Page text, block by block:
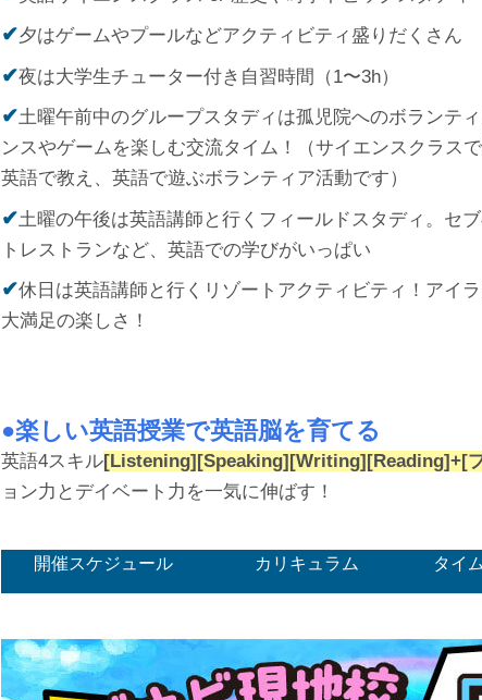
✔︎夕はゲームやプールなどアクティビティ盛りだくさん
✔︎夜は大学生チューター付き自習時間（1〜3h）
✔︎土曜午前中のグループスタディは孤児院へのボランテ
ンスやゲームを楽しむ交流タイム！（サイエンスクラス
英語で教え、英語で遊ぶボランティア活動です）
✔︎土曜の午後は英語講師と行くフィールドスタディ。セ
トレストランなど、英語での学びがいっぱい
✔︎休日は英語講師と行くリゾートアクティビティ！アイ
大満足の楽しさ！
●楽しい英語授業で英語脳を育てる
英語4スキル[Listening][Speaking][Writing][Reading]+[
ョン力とデイベート力を一気に伸ばす！
開催スケジュール カリキュラム タイ